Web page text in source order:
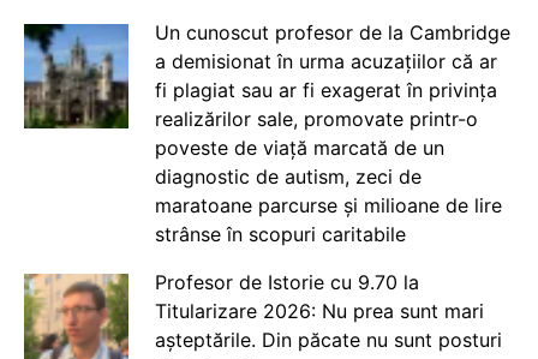
Un cunoscut profesor de la Cambridge
a demisionat în urma acuzațiilor că ar
fi plagiat sau ar fi exagerat în privința
realizărilor sale, promovate printr-o
poveste de viață marcată de un
diagnostic de autism, zeci de
maratoane parcurse și milioane de lire
strânse în scopuri caritabile
Profesor de Istorie cu 9.70 la
Titularizare 2026: Nu prea sunt mari
așteptările. Din păcate nu sunt posturi